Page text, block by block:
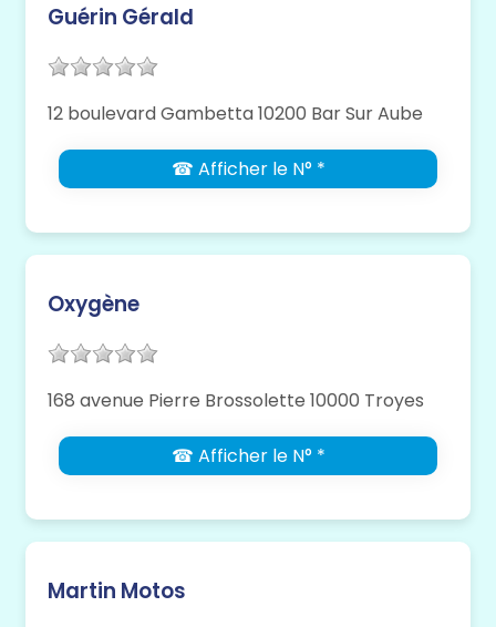
Guérin Gérald
12 boulevard Gambetta 10200 Bar Sur Aube
☎ Afficher le N° *
Oxygène
168 avenue Pierre Brossolette 10000 Troyes
☎ Afficher le N° *
Martin Motos